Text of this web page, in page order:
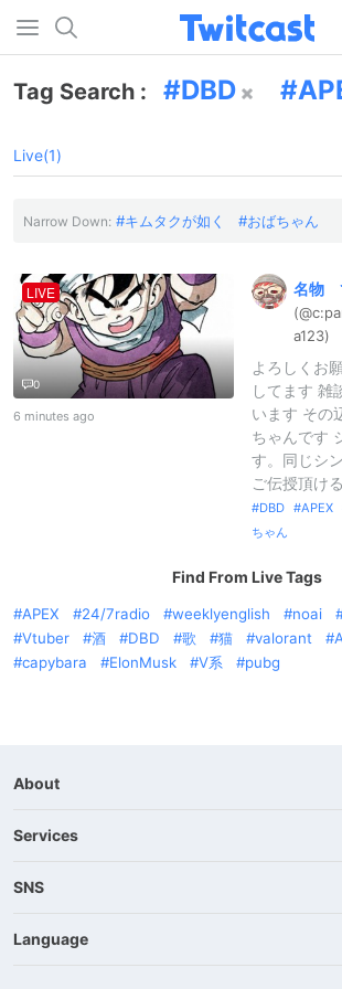
Tag Search : DBD
Live(1)
Narrow Down: キムタクが如く おばちゃん
LIVE
0
6 minutes ago
名物
(@c:
a123)
よろしくお
してます 雑
います その
ちゃんです
す。同じシ
ご伝授頂け
DBD APEX
ちゃん
Find From Live Tags
APEX 24/7radio weeklyenglish noai
Vtuber
酒 DBD 歌 猫 valorant
capybara
ElonMusk V系 pubg
About
Services
SNS
Language